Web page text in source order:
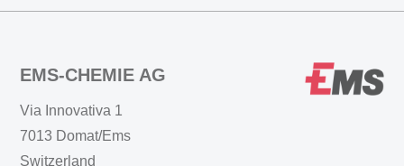
EMS-CHEMIE AG
Via Innovativa 1
7013 Domat/Ems
Switzerland